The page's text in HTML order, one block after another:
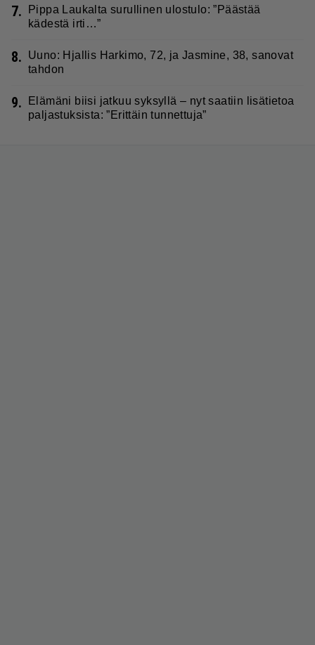
7.
Pippa Laukalta surullinen ulostulo: ”Päästää
kädestä irti…”
8.
Uuno: Hjallis Harkimo, 72, ja Jasmine, 38, sanovat
tahdon
9.
Elämäni biisi jatkuu syksyllä – nyt saatiin lisätietoa
paljastuksista: ”Erittäin tunnettuja”